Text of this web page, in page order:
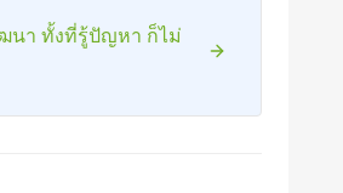
นา ทั้งที่รู้ปัญหา ก็ไม่